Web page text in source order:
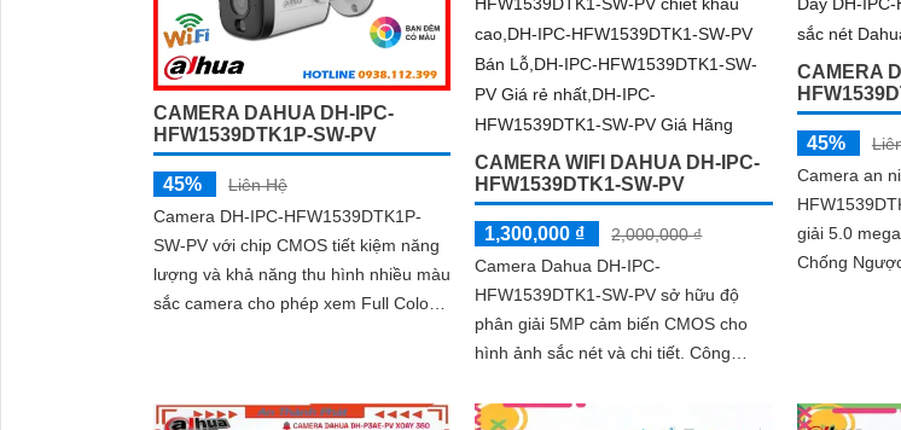
CAMERA DAHUA DH-IPC-
HFW1539DTK1P-SW-PV
45%
Liên Hệ
Camera DH-IPC-HFW1539DTK1P-
SW-PV với chip CMOS tiết kiệm năng
lượng và khả năng thu hình nhiều màu
sắc camera cho phép xem Full Color
CAMERA WIFI DAHUA DH-IPC-
HFW1539DTK1-SW-PV
1,300,000 ₫
2,000,000 ₫
Camera Dahua DH-IPC-
HFW1539DTK1-SW-PV sở hữu độ
phân giải 5MP cảm biến CMOS cho
hình ảnh sắc nét và chi tiết. Công
thông, hồng ngoại 30m và...
CAMERA
45%
Camera an
giải 5.0
Chống